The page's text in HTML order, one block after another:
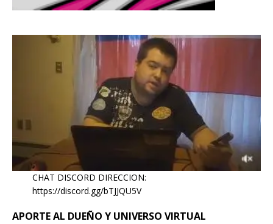
CHAT DISCORD DIRECCION:
https://discord.gg/bTJJQU5V
APORTE AL DUEÑO Y UNIVERSO VIRTUAL